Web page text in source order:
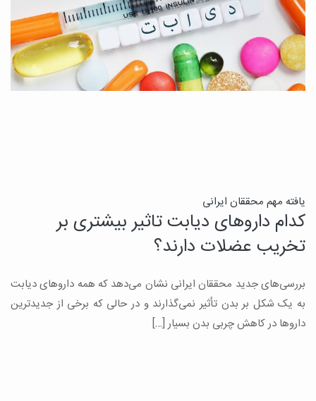
یافته مهم محققان ایرانی
کدام داروهای دیابت تاثیر بیشتری بر
تخریب عضلات دارند؟
بررسی‌های جدید محققان ایرانی نشان می‌دهد که همه داروهای دیابت
به یک شکل بر بدن تأثیر نمی‌گذارند و در حالی که برخی از جدیدترین
داروها در کاهش چربی بدن بسیار […]